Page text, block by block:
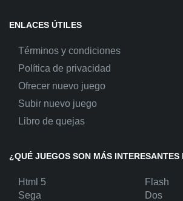
ENLACES ÚTILES
Términos y condiciones
Política de privacidad
Ofrecer nuevo juego
Subir nuevo juego
Libro de quejas
¿QUÉ JUEGOS SON MÁS INTERESANTES
Html 5
Flash
Sega
Dos